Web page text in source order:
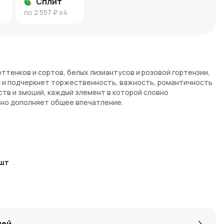
по 2 557 ₽x4
и сортов, белых лизиантусов и розовой гортензии,
подчеркнет торжественность, важность, романтичность
и эмоций, каждый элемент в которой словно
дополняет общее впечатление.
и страсть, составляют основу букета. Их нежный
не оставят равнодушным.
как эустомы, добавляют композиции романтики и
преданность и чистоту чувств.
ощущение праздника и веселья. Этот цветок
и надеждой.